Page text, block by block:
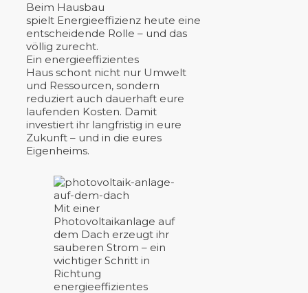
Beim Hausbau
spielt Energieeffizienz heute eine
entscheidende Rolle – und das
völlig zurecht.
Ein energieeffizientes
Haus schont nicht nur Umwelt
und Ressourcen, sondern
reduziert auch dauerhaft eure
laufenden Kosten. Damit
investiert ihr langfristig in eure
Zukunft – und in die eures
Eigenheims.
Mit einer
Photovoltaikanlage auf
dem Dach erzeugt ihr
sauberen Strom – ein
wichtiger Schritt in
Richtung
energieeffizientes